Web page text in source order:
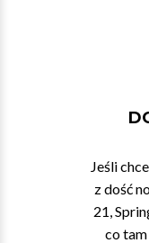
Jeśli
z dość
21,
co